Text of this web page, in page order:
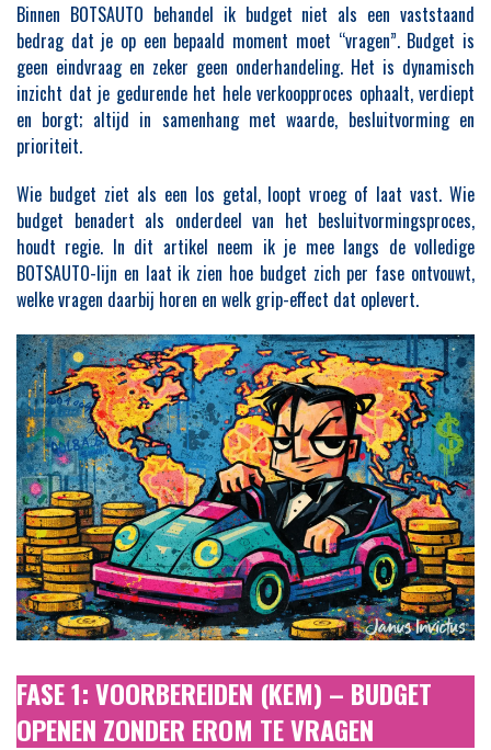
Binnen BOTSAUTO behandel ik budget niet als een vaststaand
bedrag dat je op een bepaald moment moet “vragen”. Budget is
geen eindvraag en zeker geen onderhandeling. Het is dynamisch
inzicht dat je gedurende het hele verkoopproces ophaalt, verdiept
en borgt; altijd in samenhang met waarde, besluitvorming en
prioriteit.
Wie budget ziet als een los getal, loopt vroeg of laat vast. Wie
budget benadert als onderdeel van het besluitvormingsproces,
houdt regie. In dit artikel neem ik je mee langs de volledige
BOTSAUTO-lijn en laat ik zien hoe budget zich per fase ontvouwt,
welke vragen daarbij horen en welk grip-effect dat oplevert.
FASE 1: VOORBEREIDEN (KEM) – BUDGET
OPENEN ZONDER EROM TE VRAGEN